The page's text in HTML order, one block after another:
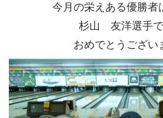
今月の栄えある優勝者
杉山 友洋選手で
おめでとうござい